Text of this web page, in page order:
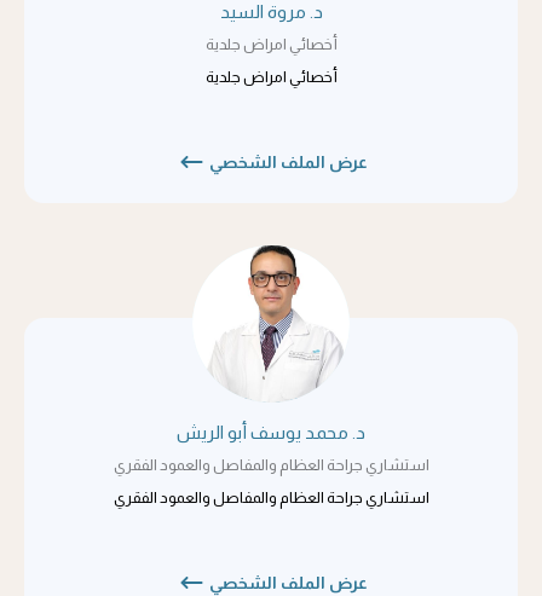
د. مروة السيد
أخصائي امراض جلدية
أخصائي امراض جلدية
عرض الملف الشخصي
د. محمد يوسف أبو الريش
استشاري جراحة العظام والمفاصل والعمود الفقري
استشاري جراحة العظام والمفاصل والعمود الفقري
عرض الملف الشخصي